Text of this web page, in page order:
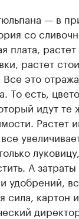
— в
со
плата,
растет
это
То есть,
идут те
Растет
А затраты
удобрений,
сила, картон